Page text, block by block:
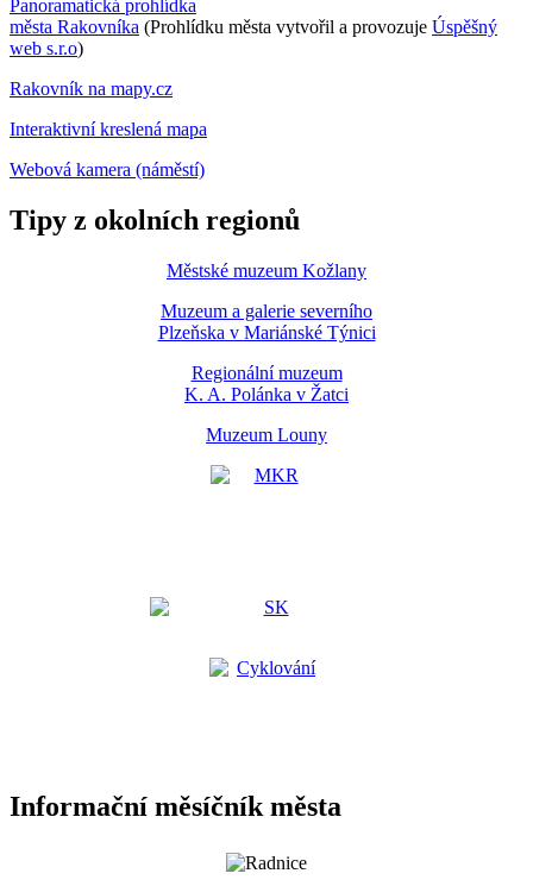
Panoramatická prohlídka
města Rakovníka (Prohlídku města vytvořil a provozuje Úspěšný
web s.r.o)
Rakovník na mapy.cz
Interaktivní kreslená mapa
Webová kamera (náměstí)
Tipy z okolních regionů
Městské muzeum Kožlany
Muzeum a galerie severního
Plzeňska v Mariánské Týnici
Regionální muzeum
K. A. Polánka v Žatci
Muzeum Louny
Informační měsíčník města